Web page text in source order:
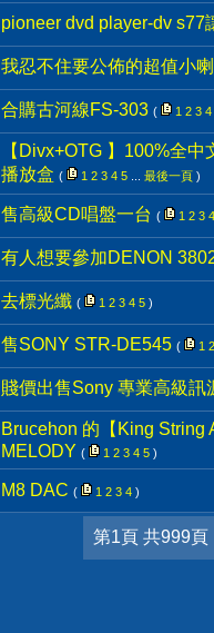
pioneer dvd player-dv s77
我忍不住要公佈的超值小
合購古河線FS-303 ( 1 2 3 4
【Divx+OTG 】100%全
播放盒 ( 1 2 3 4 5 最後一頁 )
售高級CD唱盤一台 ( 1 2 3 4
有人想要參加DENON
去標光纖 ( 1 2 3 4 5 )
售SONY STR-DE545 ( 1 2
賤價出售Sony 專業高級訊
Brucehon 的【King String
MELODY ( 1 2 3 4 5 )
M8 DAC ( 1 2 3 4 )
第1頁 共999頁